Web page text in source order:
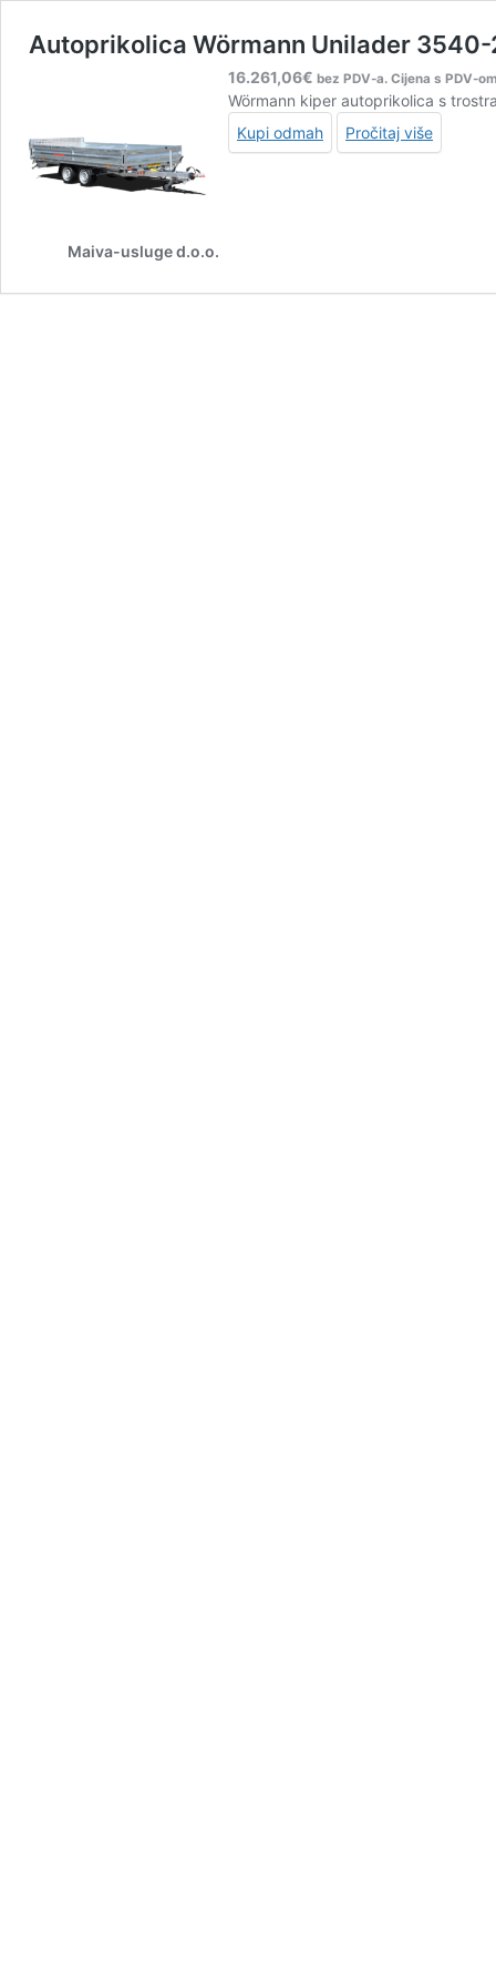
Autoprikolica Wörmann Unilader 3540-
16.261,06€ bez PDV-a. Cijena s PDV-
Wörmann kiper autoprikolica s
Kupi odmah
Pročitaj više
Maiva-usluge d.o.o.